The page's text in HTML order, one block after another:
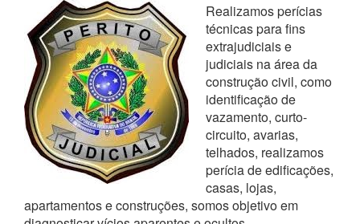
Realizamos perícias
técnicas para fins
extrajudiciais e
judiciais na área da
construção civil, como
identificação de
vazamento, curto-
circuito, avarias,
telhados, realizamos
perícia de edificações,
casas, lojas,
apartamentos e construções, somos objetivo em